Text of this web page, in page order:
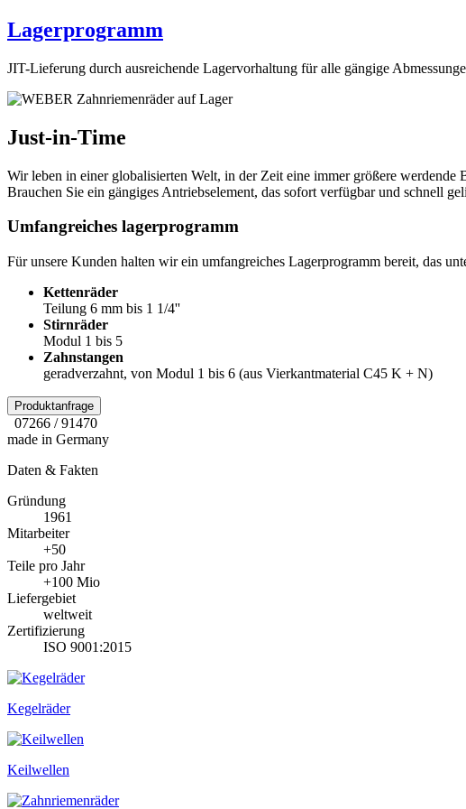
Lagerprogramm
JIT-Lieferung durch ausreichende Lagervorhaltung für alle gängige
Just-in-Time
Wir leben in einer globalisierten Welt, in der Zeit eine immer größere
Brauchen Sie ein gängiges Antriebselement, das sofort verfügbar und schnell
Umfangreiches lagerprogramm
Für unsere Kunden halten wir ein umfangreiches Lagerprogramm bereit, das
Kettenräder
Teilung 6 mm bis 1 1/4''
Stirnräder
Modul 1 bis 5
Zahnstangen
geradverzahnt, von Modul 1 bis 6 (aus Vierkantmaterial C45 K + N)
Produktanfrage
07266 / 91470
made in Germany
Daten & Fakten
Gründung
1961
Mitarbeiter
+50
Teile pro Jahr
+100 Mio
Liefergebiet
weltweit
Zertifizierung
ISO 9001:2015
Kegelräder
Keilwellen